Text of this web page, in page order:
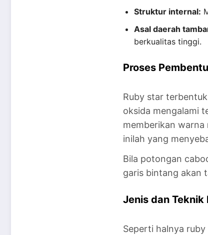
Struktur internal:
Asal daerah
berkualitas tinggi.
Proses
Ruby star
oksida mengalami
memberikan warna
inilah yang
Bila potongan
garis bintang akan
Jenis dan
Seperti halnya